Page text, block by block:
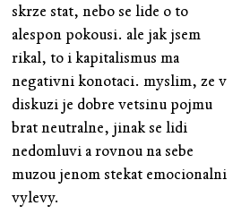
skrze stat, nebo se lide o to
alespon pokousi. ale jak jsem
rikal, to i kapitalismus ma
negativni konotaci. myslim, ze v
diskuzi je dobre vetsinu pojmu
brat neutralne, jinak se lidi
nedomluvi a rovnou na sebe
muzou jenom stekat emocionalni
vylevy.